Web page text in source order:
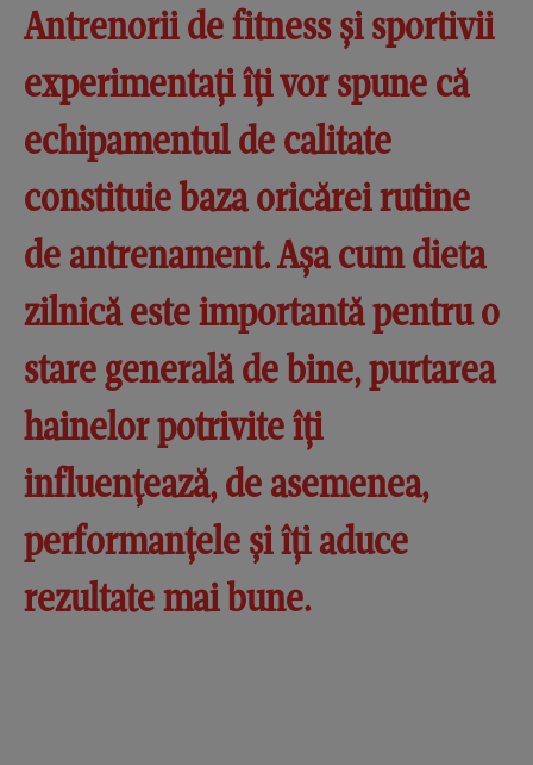
Antrenorii de fitness și sportivii
experimentați îți vor spune că
echipamentul de calitate
constituie baza oricărei rutine
de antrenament. Așa cum dieta
zilnică este importantă pentru o
stare generală de bine, purtarea
hainelor potrivite îți
influențează, de asemenea,
performanțele și îți aduce
rezultate mai bune.